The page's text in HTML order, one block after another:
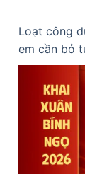
Loạt công
em cần bỏ